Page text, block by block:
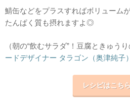
鯖缶などをプラスすればボリューム
たんぱく質も摂れますよ◎
（朝の“飲むサラダ”！豆腐ときゅう
ードデザイナー タラゴン（奥津純子）
レシピはこち